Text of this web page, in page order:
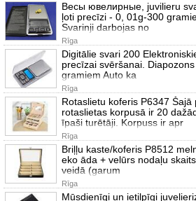
Beсы ювелирные, juvilieru
ļoti precīzi - 0, 01g-300
Svarinji darbojas no
Rīga
Digitālie svari 200
precīzai svēršanai.
gramiem Auto ka
Rīga
Rotaslietu koferis P6347 Šajā
rotaslietas korpusā ir 20
īpaši turētāji. Korpuss ir apr
Rīga
Briļļu kaste/koferis P8512
eko āda + velūrs nodaļu
veidā (garum
Rīga
Mūsdienīgi un ietilpīgi